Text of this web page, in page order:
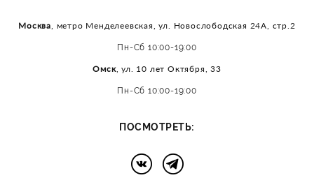
Москва , метро Менделеевская, ул. Новослободская 24А, стр.2
Пн-Сб 10:00-19:00
Омск, ул. 10 лет Октября, 33
Пн-Сб 10:00-19:00
ПОСМОТРЕТЬ: